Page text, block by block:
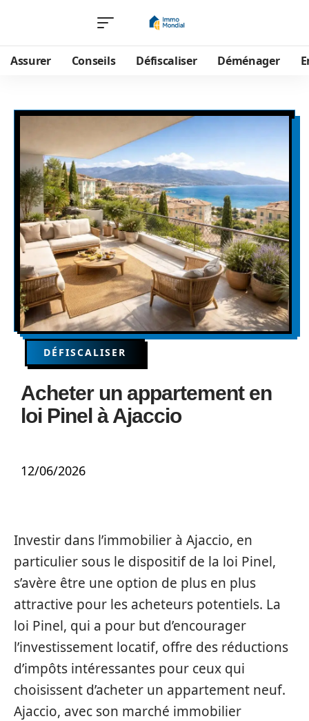
Assurer Conseils Défiscaliser Déménager
DÉFISCALISER
Acheter un appartement en
loi Pinel à Ajaccio
12/06/2026
Investir dans l’immobilier à Ajaccio, en
particulier sous le dispositif de la loi Pinel,
s’avère être une option de plus en plus
attractive pour les acheteurs potentiels. La
loi Pinel, qui a pour but d’encourager
l’investissement locatif, offre des réductions
d’impôts intéressantes pour ceux qui
choisissent d’acheter un appartement neuf.
Ajaccio, avec son marché immobilier